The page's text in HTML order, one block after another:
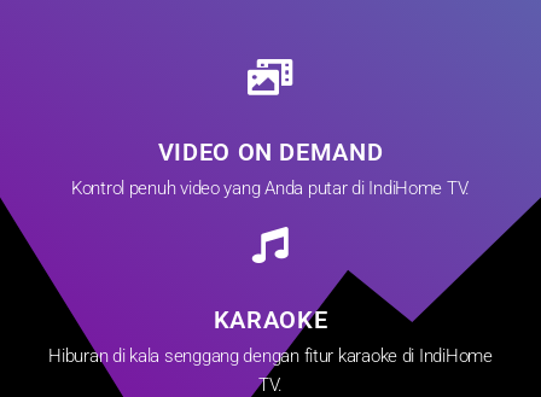
VIDEO ON DEMAND
Kontrol penuh video yang Anda putar di IndiHome TV.
KARAOKE
Hiburan di kala senggang dengan fitur karaoke di IndiHome
TV.